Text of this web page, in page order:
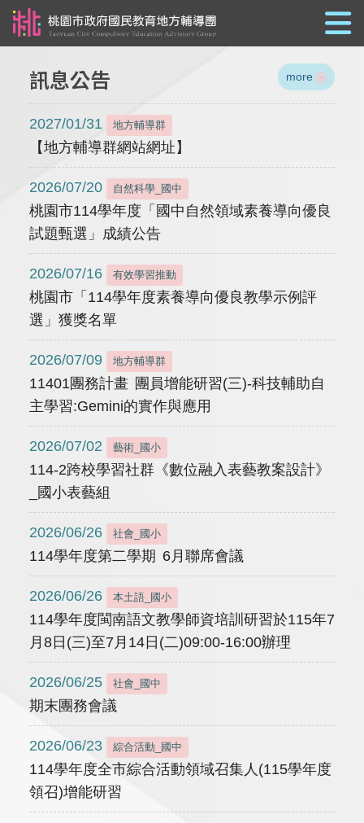
訊息公告 more
2027/01/31 地方輔導群
【地方輔導群網站網址】
2026/07/20 自然科學_國中
桃園市114學年度「國中自然領域素養導向優良
試題甄選」成績公告
2026/07/16 有效學習推動
桃園市「114學年度素養導向優良教學示例評
選」獲獎名單
2026/07/09 地方輔導群
11401團務計畫 團員增能研習(三)-科技輔助自
主學習:Gemini的實作與應用
2026/07/02 藝術_國小
114-2跨校學習社群《數位融入表藝教案設計》
_國小表藝組
2026/06/26 社會_國小
114學年度第二學期 6月聯席會議
2026/06/26 本土語_國小
114學年度閩南語文教學師資培訓研習於115年7
月8日(三)至7月14日(二)09:00-16:00辦理
2026/06/25 社會_國中
期末團務會議
2026/06/23 綜合活動_國中
114學年度全市綜合活動領域召集人(115學年度
領召)增能研習